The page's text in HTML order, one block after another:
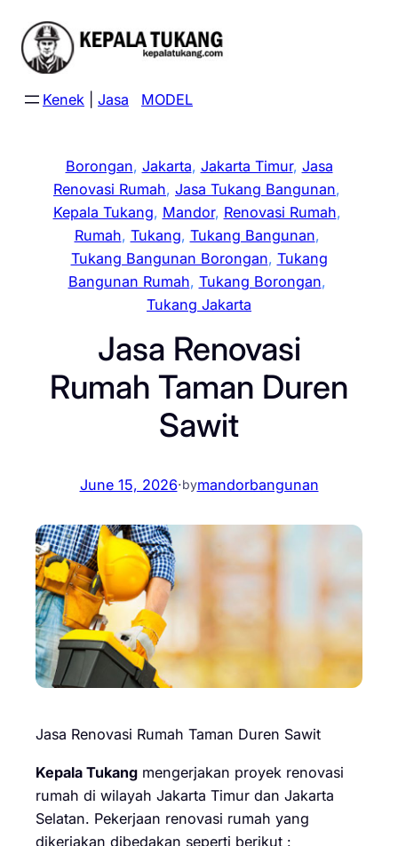
content
Kenek Jasa MODEL
Borongan, Jakarta, Jakarta Timur, Jasa
Renovasi Rumah, Jasa Tukang Bangunan
Kepala Tukang, Mandor, Renovasi Rumah
Rumah, Tukang, Tukang Bangunan
Tukang Bangunan Borongan, Tukang
Bangunan Rumah, Tukang Borongan
Tukang Jakarta
Jasa Renovasi
Rumah Taman Duren
Sawit
June 15, 2026·bymandorbangunan
Jasa Renovasi Rumah Taman Duren Sawit
Kepala Tukang mengerjakan proyek renovasi
rumah di wilayah Jakarta Timur dan Jakarta
Selatan. Pekerjaan renovasi rumah yang
dikerjakan dibedakan seperti berikut :